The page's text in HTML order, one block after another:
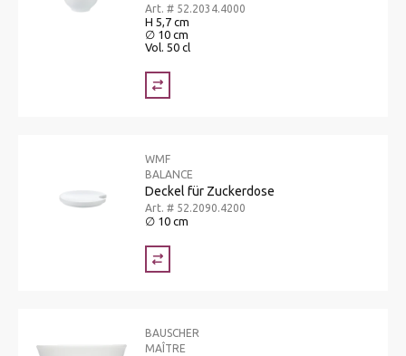
Art. # 52.2034.4000
H 5,7 cm
∅ 10 cm
Vol. 50 cl
WMF
BALANCE
Deckel für Zuckerdose
Art. # 52.2090.4200
∅ 10 cm
BAUSCHER
MAÎTRE